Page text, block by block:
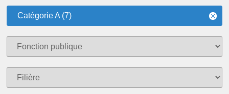
Catégorie A (7)